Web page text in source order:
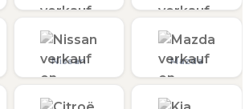
Nissan Mazda